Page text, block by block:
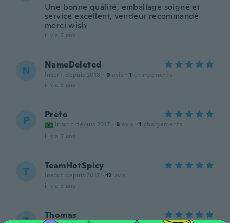
Une bonne qualité, emballage soigné et
service excellent, vendeur recommandé
merci wish
il y a 5 ans
N NameDeleted
Inscrit depuis 2018 · 9 avis · 1 chargements
il y a 5 ans
P Preto
Inscrit depuis 2017 · 8 avis · 1 chargements
il y a 5 ans
T TeamHotSpicy
Inscrit depuis 2017 · 12 avis
il y a 5 ans
Thomas